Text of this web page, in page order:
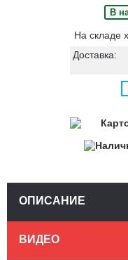
В
На складе
Доставка:
ОПИСАНИЕ
ВИДЕО